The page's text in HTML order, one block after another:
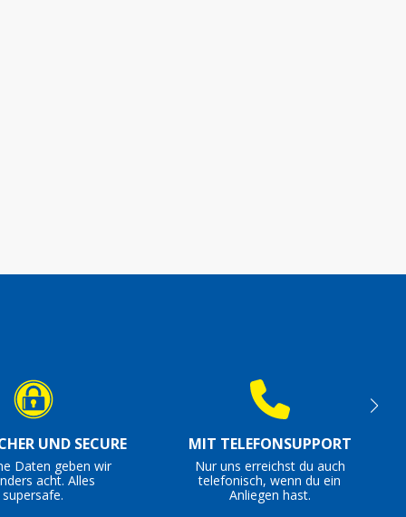
UND SECURE
Daten geben wir
acht. Alles
supersafe.
MIT TELEFONSUPPORT
Nur uns erreichst du auch
telefonisch, wenn du ein
Anliegen hast.